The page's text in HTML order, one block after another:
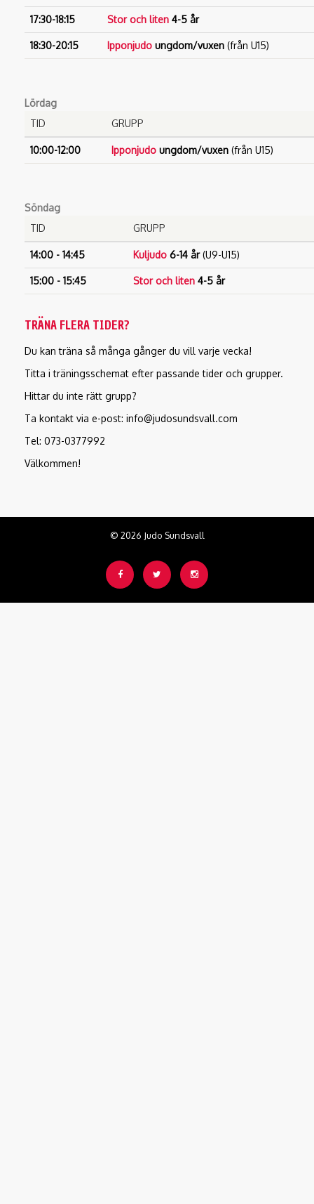
17:30-18:15 Stor och liten 4-5 år
18:30-20:15 Ipponjudo ungdom/vuxen (från U15)
Lördag
TID
GRUPP
10:00-12:00 Ipponjudo ungdom/vuxen (från U15)
Söndag
TID
GRUPP
14:00 - 14:45 Kuljudo 6-14 år(U9-U15)
15:00 - 15:45 Stor och liten 4-5 år
TRÄNA FLERA TIDER?
Du kan träna så många gånger du vill varje vecka!
Titta i träningsschemat efter passande tider och grupper.
Hittar du inte rätt grupp?
Ta kontakt via e-post: info@judosundsvall.com
Tel: 073-0377992
Välkommen!
© 2026 Judo Sundsvall